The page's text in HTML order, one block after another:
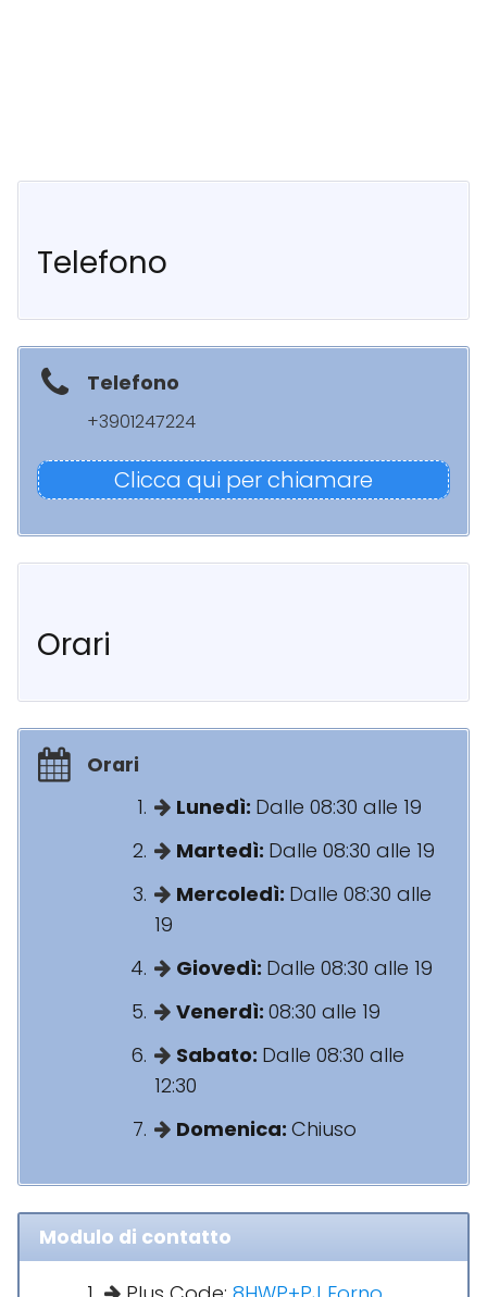
Telefono
Telefono
+3901247224
Clicca qui per chiamare
Orari
Orari
Lunedì: Dalle 08:30 alle 19
Martedì: Dalle 08:30 alle 19
Mercoledì: Dalle 08:30 alle
19
Giovedì: Dalle 08:30 alle 19
Venerdì: 08:30 alle 19
Sabato: Dalle 08:30 alle
12:30
Domenica: Chiuso
Modulo di contatto